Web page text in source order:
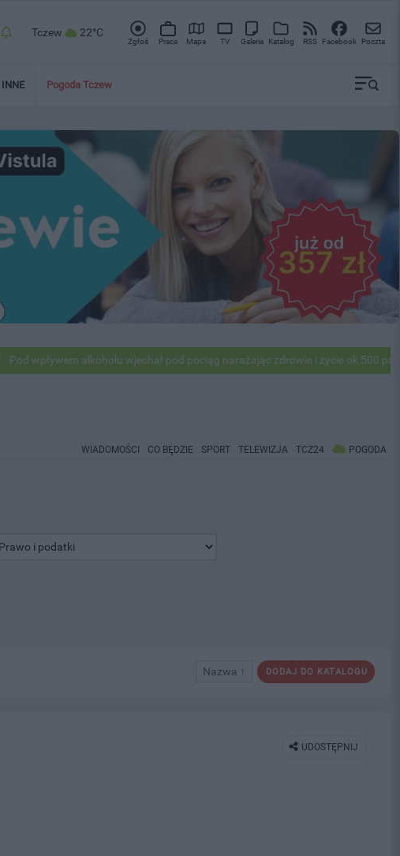
Tczew 22°C
Zgłoś Praca Mapa TV Galeria Katalog RSS Facebook Poczta
INNE Pogoda Tczew
alkoholu wjechał pod pociąg narażając zdrowie i życie ok 500
WIADOMOŚCI CO BĘDZIE SPORT TELEWIZJA TCZ24 POGODA
DODAJ DO KATALOGU
Nazwa ↑
UDOSTĘPNIJ